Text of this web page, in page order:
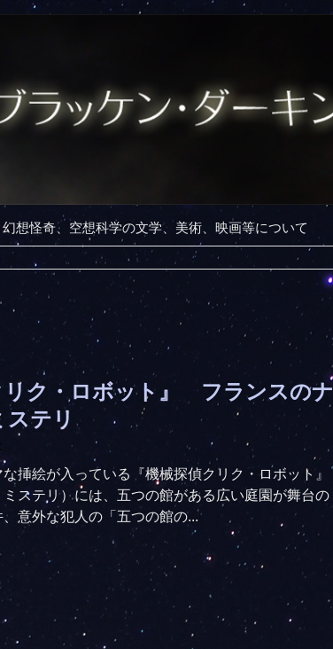
想怪奇、空想科学の文学、美術、映画等について
リク・ロボット』 フランスのナ
テリ
挿絵が入っている『機械探偵クリク・ロボット』
ステリ）には、五つの館がある広い庭園が舞台の
意外な犯人の「五つの館の...